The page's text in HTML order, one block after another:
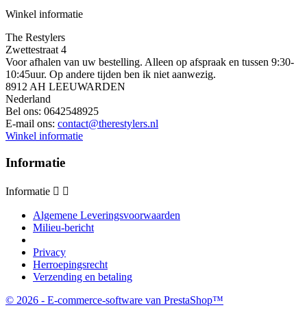
Winkel informatie
The Restylers
Zwettestraat 4
Voor afhalen van uw bestelling. Alleen op afspraak en tussen 9:30-
10:45uur. Op andere tijden ben ik niet aanwezig.
8912 AH LEEUWARDEN
Nederland
Bel ons: 0642548925
E-mail ons: contact@therestylers.nl
Winkel informatie
Informatie
Informatie  
Algemene Leveringsvoorwaarden
Milieu-bericht
Privacy
Herroepingsrecht
Verzending en betaling
© 2026 - E-commerce-software van PrestaShop™